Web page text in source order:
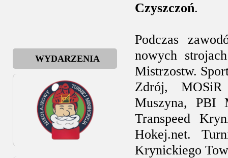
WYDARZENIA
Czyszczoń.
Podczas
nowych
Mistrzostw.
Zdrój, MOSiR
Muszyna, PBI
Transpeed
Hokej.net.
Krynickiego